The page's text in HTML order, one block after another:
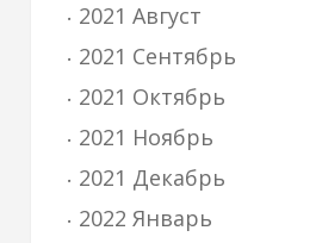
2021 Август
2021 Сентябрь
2021 Октябрь
2021 Ноябрь
2021 Декабрь
2022 Январь